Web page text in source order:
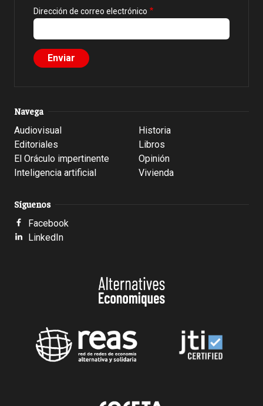
Dirección de correo electrónico
Navega
Audiovisual
Editoriales
El Oráculo impertinente
Inteligencia artificial
Historia
Libros
Opinión
Vivienda
Síguenos
Facebook
LinkedIn